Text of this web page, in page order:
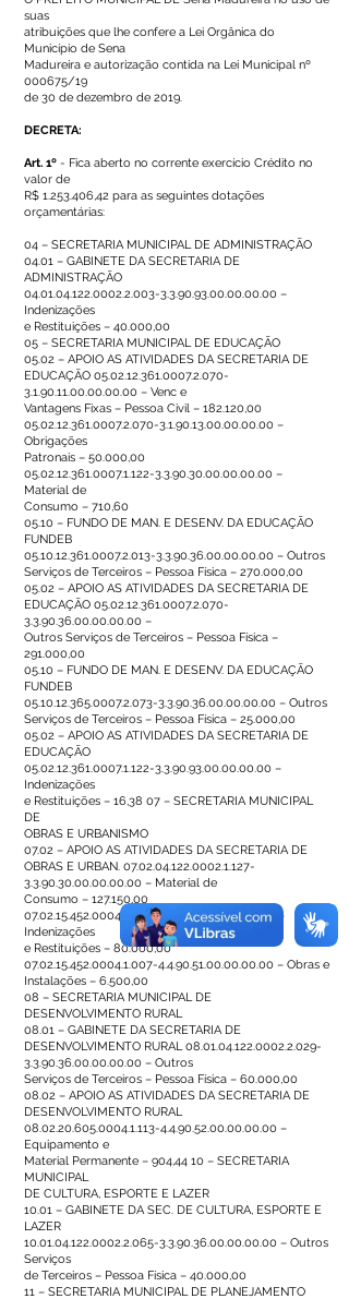
suas
atribuições que lhe confere a Lei Orgânica do
Município de Sena
Madureira e autorização contida na Lei Municipal nº
000675/19
de 30 de dezembro de 2019.
DECRETA:
Art. 1º - Fica aberto no corrente exercício Crédito no
valor de
R$ 1.253.406,42 para as seguintes dotações
orçamentárias:
04 – SECRETARIA MUNICIPAL DE ADMINISTRAÇÃO
04.01 – GABINETE DA SECRETARIA DE
ADMINISTRAÇÃO
04.01.04.122.0002.2.003-3.3.90.93.00.00.00.00 –
Indenizações
e Restituições – 40.000,00
05 – SECRETARIA MUNICIPAL DE EDUCAÇÃO
05.02 – APOIO AS ATIVIDADES DA SECRETARIA DE
EDUCAÇÃO 05.02.12.361.0007.2.070-
3.1.90.11.00.00.00.00 – Venc e
Vantagens Fixas – Pessoa Civil – 182.120,00
05.02.12.361.0007.2.070-3.1.90.13.00.00.00.00 –
Obrigações
Patronais – 50.000,00
05.02.12.361.0007.1.122-3.3.90.30.00.00.00.00 –
Material de
Consumo – 710,60
05.10 – FUNDO DE MAN. E DESENV. DA EDUCAÇÃO
FUNDEB
05.10.12.361.0007.2.013-3.3.90.36.00.00.00.00 – Outros
Serviços de Terceiros – Pessoa Física – 270.000,00
05.02 – APOIO AS ATIVIDADES DA SECRETARIA DE
EDUCAÇÃO 05.02.12.361.0007.2.070-
3.3.90.36.00.00.00.00 –
Outros Serviços de Terceiros – Pessoa Física –
291.000,00
05.10 – FUNDO DE MAN. E DESENV. DA EDUCAÇÃO
FUNDEB
05.10.12.365.0007.2.073-3.3.90.36.00.00.00.00 – Outros
Serviços de Terceiros – Pessoa Física – 25.000,00
05.02 – APOIO AS ATIVIDADES DA SECRETARIA DE
EDUCAÇÃO
05.02.12.361.0007.1.122-3.3.90.93.00.00.00.00 –
Indenizações
e Restituições – 16,38 07 – SECRETARIA MUNICIPAL
DE
OBRAS E URBANISMO
07.02 – APOIO AS ATIVIDADES DA SECRETARIA DE
OBRAS E URBAN. 07.02.04.122.0002.1.127-
3.3.90.30.00.00.00.00 – Material de
Consumo – 127.150,00
07.02.15.452.0004.1.007-3.3.90.93.00.00.00.00 –
Indenizações
e Restituições – 80.000,00
07.02.15.452.0004.1.007-4.4.90.51.00.00.00.00 – Obras e
Instalações – 6.500,00
08 – SECRETARIA MUNICIPAL DE
DESENVOLVIMENTO RURAL
08.01 – GABINETE DA SECRETARIA DE
DESENVOLVIMENTO RURAL08.01.04.122.0002.2.029-
3.3.90.36.00.00.00.00 – Outros
Serviços de Terceiros – Pessoa Física – 60.000,00
08.02 – APOIO AS ATIVIDADES DA SECRETARIA DE
DESENVOLVIMENTO RURAL
08.02.20.605.0004.1.113-4.4.90.52.00.00.00.00 –
Equipamento e
Material Permanente – 904,44 10 – SECRETARIA
MUNICIPAL
DE CULTURA, ESPORTE E LAZER
10.01 – GABINETE DA SEC. DE CULTURA, ESPORTE E
LAZER
10.01.04.122.0002.2.065-3.3.90.36.00.00.00.00 – Outros
Serviços
de Terceiros – Pessoa Física – 40.000,00
11 – SECRETARIA MUNICIPAL DE PLANEJAMENTO